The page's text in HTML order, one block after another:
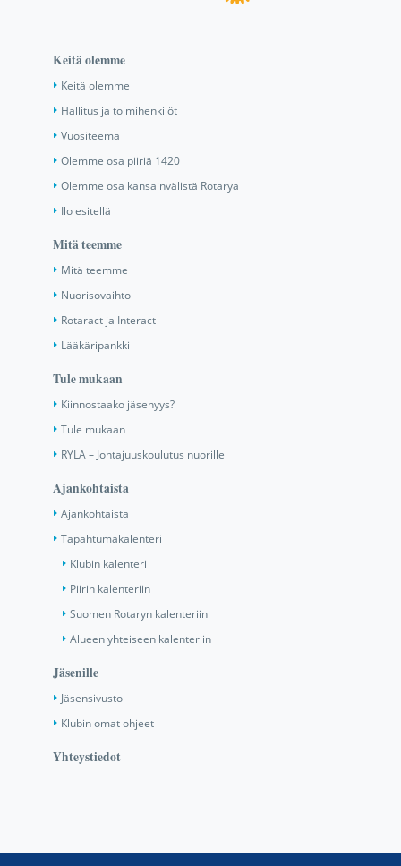
Keitä olemme
Keitä olemme
Hallitus ja toimihenkilöt
Vuositeema
Olemme osa piiriä 1420
Olemme osa kansainvälistä Rotarya
Ilo esitellä
Mitä teemme
Mitä teemme
Nuorisovaihto
Rotaract ja Interact
Lääkäripankki
Tule mukaan
Kiinnostaako jäsenyys?
Tule mukaan
RYLA – Johtajuuskoulutus nuorille
Ajankohtaista
Ajankohtaista
Tapahtumakalenteri
Klubin kalenteri
Piirin kalenteriin
Suomen Rotaryn kalenteriin
Alueen yhteiseen kalenteriin
Jäsenille
Jäsensivusto
Klubin omat ohjeet
Yhteystiedot